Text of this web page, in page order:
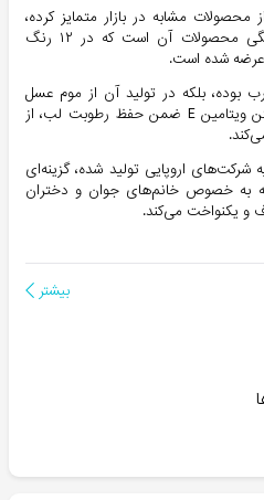
مشابه در بازار متمایز کرده،
بهره‌گیری از ویتامین‌ها و تنوع رنگی محصولات آن است که در ۱۲ رنگ
شده است.
بوده، بلکه در تولید آن از موم عسل
استفاده شده است که به دلیل داشتن ویتامین E ضمن حفظ رطوبت لب، از
شرکت‌های اروپایی تولید شده، گزینه‌ای
به خصوص خانم‌های جوان و دختران
و یکنواخت ‌می‌کند.
بیشتر